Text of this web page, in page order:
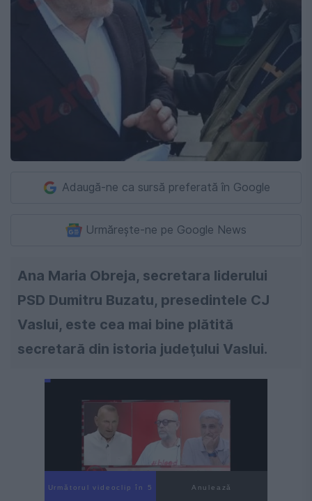
Adaugă-ne ca sursă preferată în Google
Urmărește-ne pe Google News
Ana Maria Obreja, secretara liderului
PSD Dumitru Buzatu, presedintele CJ
Vaslui, este cea mai bine plătită
secretară din istoria judeţului Vaslui.
Următorul videoclip în 4 Anulează